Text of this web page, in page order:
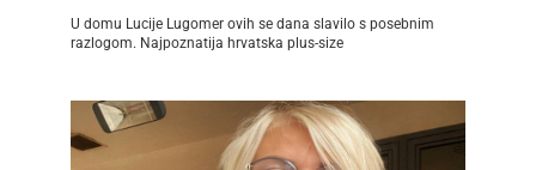
U domu Lucije Lugomer ovih se dana slavilo s posebnim
razlogom. Najpoznatija hrvatska plus-size